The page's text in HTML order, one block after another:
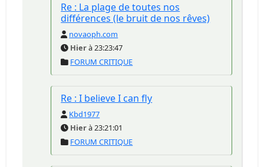
Re : La plage de toutes nos
différences (le bruit de nos rêves)
novaoph.com
Hierà 23:23:47
FORUM CRITIQUE
Re : I believe I can fly
Kbd1977
Hierà 23:21:01
FORUM CRITIQUE